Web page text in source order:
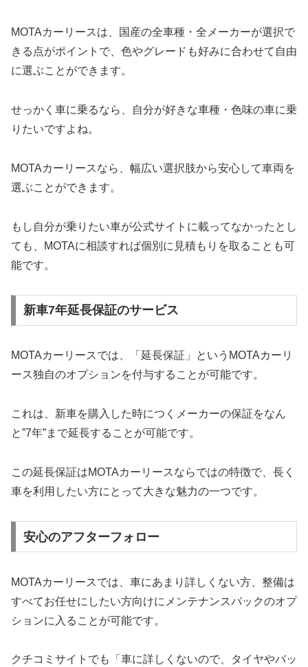
MOTAカーリースは、国産の全車種・全メーカーが選択で
きる点がポイントで、色やグレードも好みに合わせて自由
に選ぶことができます。
せっかく車に乗るなら、自分が好きな車種・色味の車に乗
りたいですよね。
MOTAカーリースなら、幅広い選択肢から安心して車両を
選ぶことができます。
もし自分が乗りたい車が公式サイトに載ってなかったとし
ても、MOTAに相談すれば個別に見積もりを取ることも可
能です。
新車7年延長保証のサービス
MOTAカーリースでは、「延長保証」というMOTAカーリ
ース独自のオプションを付与することが可能です。
これは、新車を購入した時につくメーカーの保証をなん
と”7年”まで延長することが可能です。
この延長保証はMOTAカーリースならではの特徴で、長く
車を利用したい方にとって大きな魅力の一つです。
安心のアフターフォロー
MOTAカーリースでは、車にあまり詳しくない方、整備は
すべてお任せにしたい方向けにメンテナンスパックのオプ
ションに入ることが可能です。
クチコミサイトでも「車に詳しくないので、タイヤやバッ